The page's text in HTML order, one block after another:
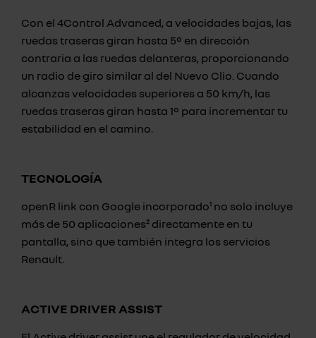
Con el 4Control Advanced, a velocidades bajas, las
ruedas traseras giran hasta 5° en dirección
contraria a las ruedas delanteras, proporcionando
un radio de giro similar al del Nuevo Clio. Cuando
alcanzas velocidades superiores a 50 km/h, las
ruedas traseras giran hasta 1° para incrementar tu
estabilidad en el camino.
TECNOLOGÍA
openR link con Google incorporado¹ no solo incluye
más de 50 aplicaciones² directamente en tu
pantalla, sino que también integra los servicios
Renault.
ACTIVE DRIVER ASSIST